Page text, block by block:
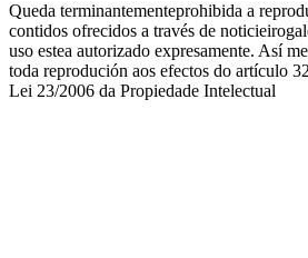
Queda terminantementeprohibida a
contidos ofrecidos a través de
uso estea autorizado expresamente. Así
toda reprodución aos efectos do artículo
Lei 23/2006 da Propiedade Intelectual